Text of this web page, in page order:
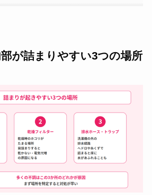
部が詰まりやすい3つの場所